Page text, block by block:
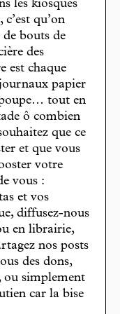
les kiosques
qu’on
bouts de
des
est chaque
papier
poupe… tout en
ô combien
que ce
et que vous
votre
vous :
et vos
diffusez-nous
en librairie,
nos posts
des dons,
ou simplement
car la bise